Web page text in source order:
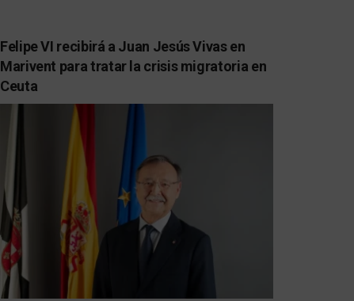
Felipe VI recibirá a Juan Jesús Vivas en
Marivent para tratar la crisis migratoria en
Ceuta